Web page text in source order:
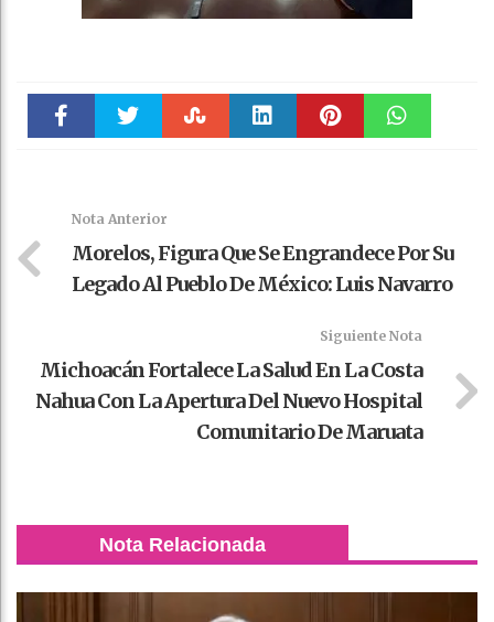
Nota Anterior
Morelos, Figura Que Se Engrandece Por Su
Legado Al Pueblo De México: Luis Navarro
Siguiente Nota
Michoacán Fortalece La Salud En La Costa
Nahua Con La Apertura Del Nuevo Hospital
Comunitario De Maruata
Nota Relacionada